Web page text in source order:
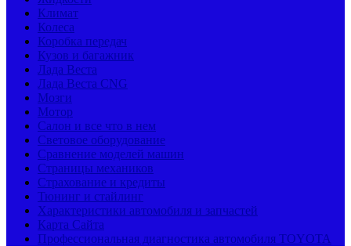
Климат
Колеса
Коробка передач
Кузов и багажник
Лада Веста
Лада Веста CNG
Мозги
Мотор
Салон и все что в нем
Световое оборудование
Сравнение моделей машин
Страницы механиков
Страхование и кредиты
Тюнинг и стайлинг
Характеристики автомобиля и запчастей
Карта Сайта
Профессиональная диагностика автомобиля TOYOTA